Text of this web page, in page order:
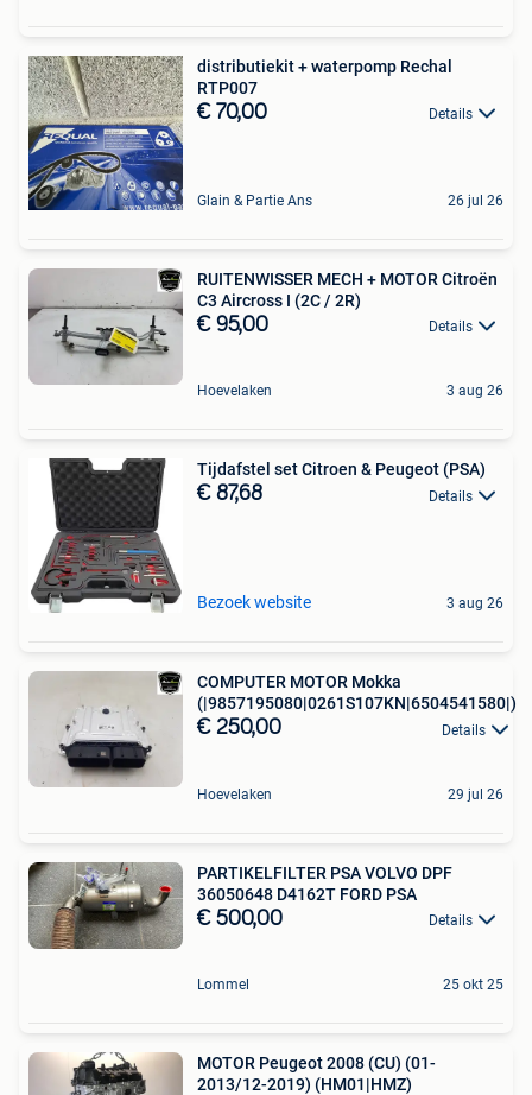
distributiekit + waterpomp Rechal
RTP007
€ 70,00 Details
Glain & Partie Ans 26 jul 26
RUITENWISSER MECH + MOTOR Citroën
C3 Aircross I (2C / 2R)
€ 95,00 Details
Hoevelaken 3 aug 26
Tijdafstel set Citroen & Peugeot (PSA)
€ 87,68 Details
Bezoek website 3 aug 26
COMPUTER MOTOR Mokka
(|9857195080|0261S107KN|6504541580|)
€ 250,00 Details
Hoevelaken 29 jul 26
PARTIKELFILTER PSA VOLVO DPF
36050648 D4162T FORD PSA
€ 500,00 Details
Lommel 25 okt 25
MOTOR Peugeot 2008 (CU) (01-
2013/12-2019) (HM01|HMZ)